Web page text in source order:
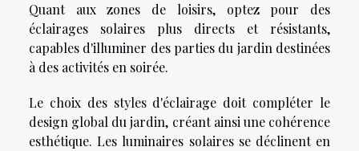
Quant aux zones de loisirs, optez pour des
éclairages solaires plus directs et résistants,
capables d'illuminer des parties du jardin destinées
à des activités en soirée.
Le choix des styles d'éclairage doit compléter le
design global du jardin, créant ainsi une cohérence
esthétique. Les luminaires solaires se déclinent en